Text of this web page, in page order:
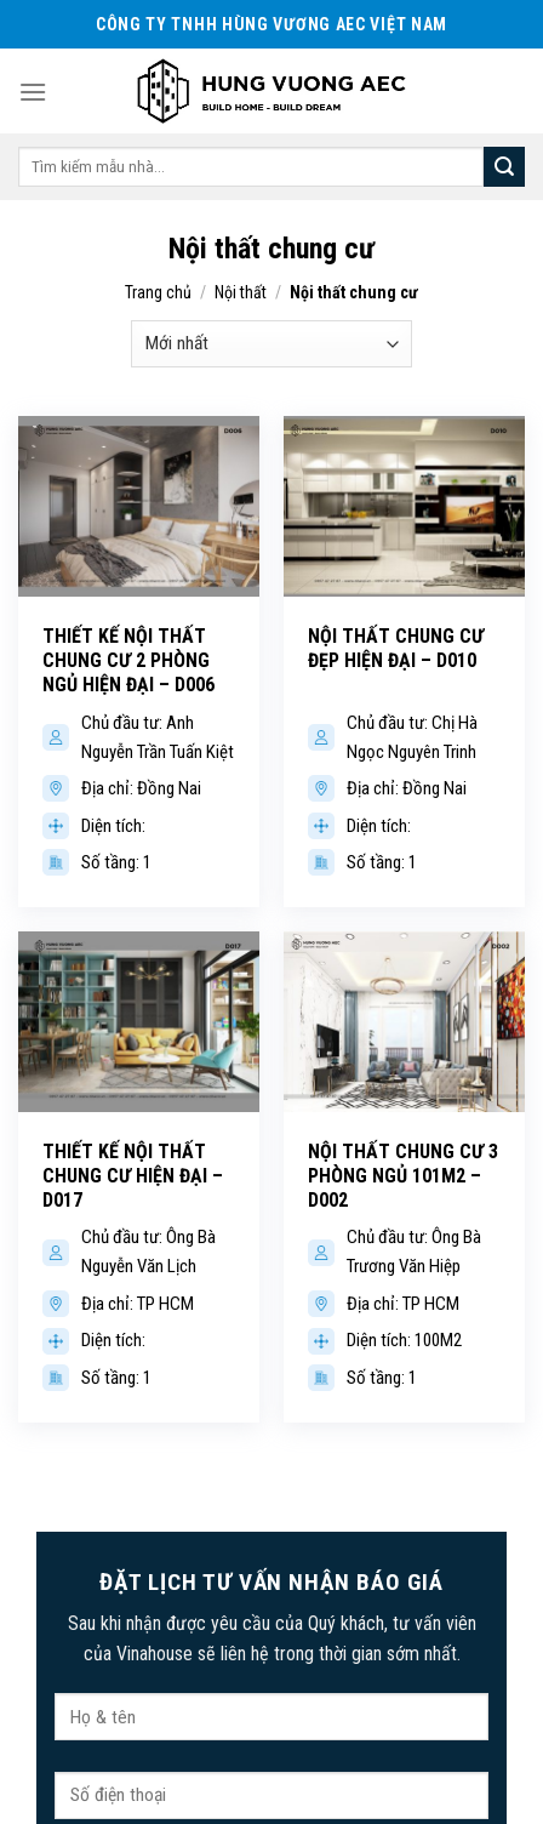
to
CÔNG TY TNHH HÙNG VƯƠNG AEC VIỆT NAM
Tìm
Nội thất chung cư
Trang chủ / Nội thất / Nội thất chung cư
THIẾT KẾ NỘI THẤT
CHUNG CƯ 2 PHÒNG
NGỦ HIỆN ĐẠI – D006
Chủ đầu tư: Anh
Nguyễn Trần Tuấn Kiệt
Địa chỉ: Đồng Nai
Diện tích:
Số tầng: 1
NỘI THẤT CHUNG CƯ
ĐẸP HIỆN ĐẠI – D010
Chủ đầu tư: Chị Hà
Ngọc Nguyên Trinh
Địa chỉ: Đồng Nai
Diện tích:
Số tầng: 1
THIẾT KẾ NỘI THẤT
CHUNG CƯ HIỆN ĐẠI –
D017
Chủ đầu tư: Ông Bà
Nguyễn Văn Lịch
Địa chỉ: TP HCM
Diện tích:
Số tầng: 1
NỘI THẤT CHUNG CƯ 3
PHÒNG NGỦ 101M2 –
D002
Chủ đầu tư: Ông Bà
Trương Văn Hiệp
Địa chỉ: TP HCM
Diện tích: 100M2
Số tầng: 1
ĐẶT LỊCH TƯ VẤN NHẬN BÁO GIÁ
Sau khi nhận được yêu cầu của Quý khách, tư vấn viên
của Vinahouse sẽ liên hệ trong thời gian sớm nhất.